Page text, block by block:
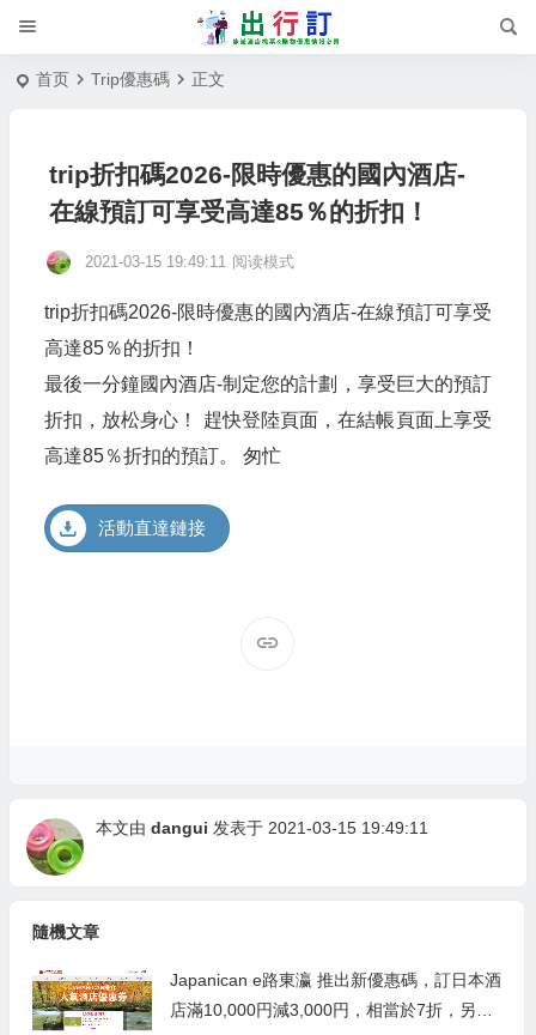
首页 Trip優惠碼 正文
trip折扣碼2026-限時優惠的國內酒店-
在線預訂可享受高達85％的折扣！
2021-03-15 19:49:11 阅读模式
trip折扣碼2026-限時優惠的國內酒店-在線預訂可享受
高達85％的折扣！
最後一分鐘國內酒店-制定您的計劃，享受巨大的預訂
折扣，放松身心！ 趕快登陸頁面，在結帳頁面上享受
高達85％折扣的預訂。 匆忙
活動直達鏈接
本文由 dangui 发表于 2021-03-15 19:49:11
隨機文章
Japanican e路東瀛 推出新優惠碼，訂日本酒
店滿10,000円減3,000円，相當於7折，另有